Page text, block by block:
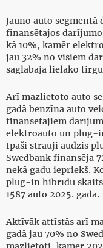
Jauno auto
finansētajos
kā 10%, kamēr
jau 32% no visiem
saglabāja lielāko
Arī mazlietoto auto
gadā benzīna auto
finansētajiem
elektroauto un plug-
Īpaši strauji audzis
Swedbank finansēja
nekā gadu iepriekš.
plug-in hibrīdu skaits
1587 auto 2025. gadā.
Aktīvāk attīstās arī
gadā jau 70% no